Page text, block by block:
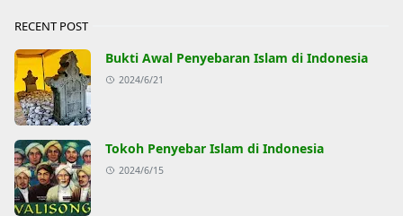
RECENT POST
Bukti Awal Penyebaran Islam di Indonesia
2024/6/21
Tokoh Penyebar Islam di Indonesia
2024/6/15